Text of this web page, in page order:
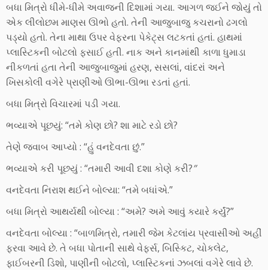
બધા મિત્રો ધીમે-ધીમે અવાજની દિશામાં ગયા. આગળ જઈને જોયું તો
એક લીલોછમ માણસ ઊભો હતો. તેની આજુબાજુ કચરાનો ઢગલો
પડ્યો હતો. તેના માથા ઉપર વેફરના પેકેટ્સ લટકતાં હતાં. હાથમાં
પ્લાસ્ટિકની બોટલો ફસાઈ હતી. નાક અને કાનમાંથી કાળા ધુમાડા
નીકળતાં હતા તેની આજુબાજુમાં હરણ, સસલાં, વાંદરાં અને
ખિસકોલી વગેરે પ્રાણીઓ ઊભા-ઊભા રડતાં હતાં.
બધા મિત્રો વિચારમાં પડી ગયા.
ભવ્યાએ પૂછયું: “તમે કોણ છો? શા માટે રડો છો?
તેણે જવાબ આપ્યો : “હું વનદેવતા છું.”
ભવ્યાએ કરી પૂછયું : “તમારી આવી દશા કોણે કરી?”
વનદેવતા નિરાશ થઈને બોલ્યા: “તમે બધાંએ.”
બધા મિત્રો આથર્યથી બોલ્યા : “અમે? અમે આવું કયારે કર્યું?”
વનદેવતા બોલ્યા : “બાળમિત્રો, તમારી જેમ કેટલાંય પ્રવાસીઓ અહીં
ફરવા આવે છે. તે બધા પોતાની સાથે વેફર્સ, બિસ્કિટ, ચોકલેટ,
ફાઈબરની ડિશો, પાણીની બોટલો, પ્લાસ્ટિકનાં ઝબલાં વગેરે લાવે છે.